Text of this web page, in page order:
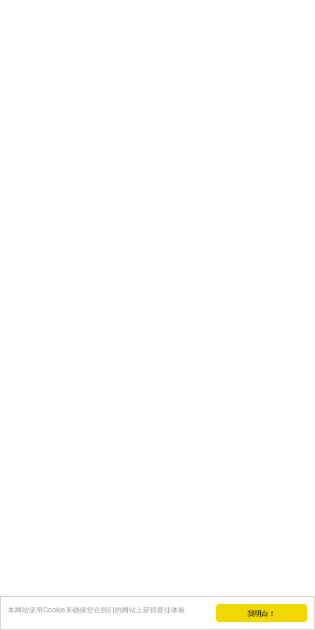
我明白！
本网站使用Cookie来确保您在我们的网站上获得最佳体验